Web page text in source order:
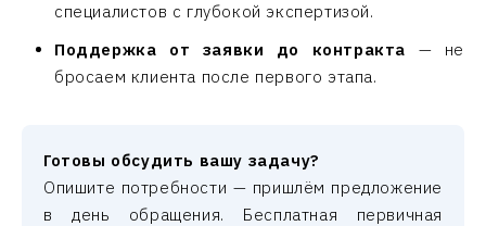
специалистов с глубокой экспертизой.
Поддержка от заявки до контракта — не
бросаем клиента после первого этапа.
Готовы обсудить вашу задачу?
Опишите потребности — пришлём предложение
в день обращения. Бесплатная первичная